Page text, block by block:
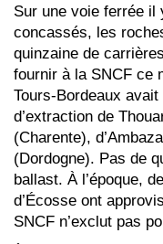
Sur une voie ferrée il
concassés, les
quinzaine de
fournir à la SNCF ce
Tours-Bordeaux
d’extraction de
(Charente),
(Dordogne). Pas de
ballast. À l’époque,
d’Écosse ont
SNCF n’exclut pas